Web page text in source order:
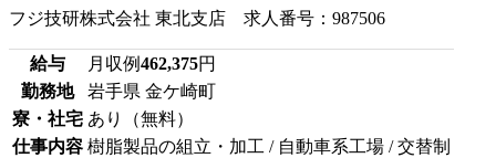
フジ技研株式会社 東北支店 求人番号：987506
給与 月収例462,375円
勤務地
岩手県 金ケ崎町
寮・社宅 あり（無料）
仕事内容 樹脂製品の組立・加工 / 自動車系工場 / 交替制